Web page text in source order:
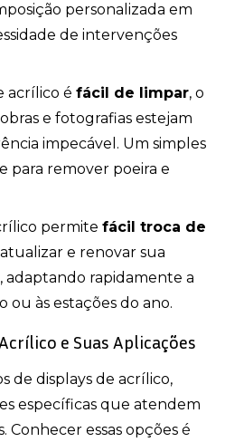
personalizada em
de intervenções
acrílico éfácil de limpar, o
e fotografias estejam
impecável. Um simples
para remover poeira e
permitefácil troca de
e renovar sua
adaptando rapidamente a
ou às estações do ano.
e Suas Aplicações
de displays de acrílico,
específicas que atendem
Conhecer essas opções é